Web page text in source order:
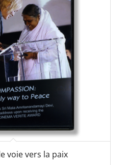
voie vers la paix